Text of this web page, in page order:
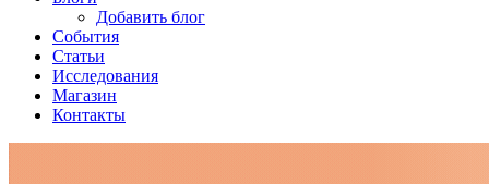
Добавить блог
События
Статьи
Исследования
Магазин
Контакты